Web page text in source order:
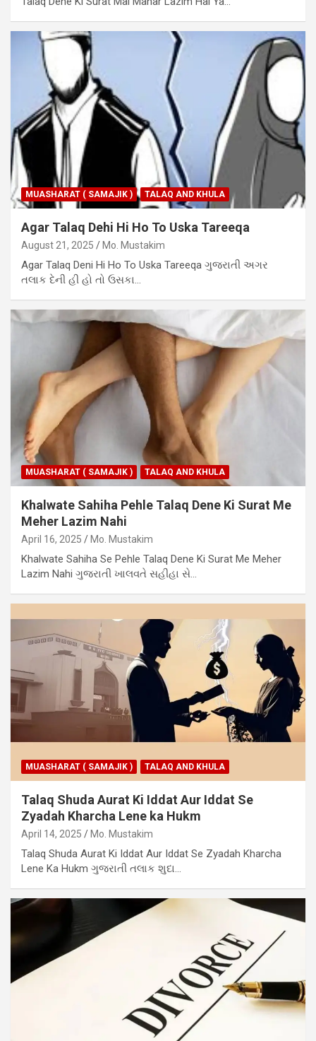
MUASHARAT ( SAMAJIK ) TALAQ AND KHULA
Agar Talaq Dehi Hi Ho To Uska Tareeqa
August 21, 2025 Mo. Mustakim
Agar Talaq Deni Hi Ho To Uska Tareeqa ગુજરાતી અગર
તલાક દેની હી હો તો ઉસકા…
MUASHARAT ( SAMAJIK ) TALAQ AND KHULA
Khalwate Sahiha Pehle Talaq Dene Ki Surat Me
Meher Lazim Nahi
April 16, 2025 Mo. Mustakim
Khalwate Sahiha Se Pehle Talaq Dene Ki Surat Me Meher
Lazim Nahi ગુજરાતી ખાલવતે સહીહા સે…
MUASHARAT ( SAMAJIK ) TALAQ AND KHULA
Talaq Shuda Aurat Ki Iddat Aur Iddat Se
Zyadah Kharcha Lene ka Hukm
April 14, 2025 Mo. Mustakim
Talaq Shuda Aurat Ki Iddat Aur Iddat Se Zyadah Kharcha
Lene Ka Hukm ગુજરાતી તલાક શુદા…